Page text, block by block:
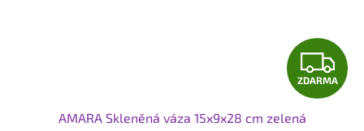
Z
D
ZDARMA
AMARA Skleněná váza 15x9x28 cm zelená